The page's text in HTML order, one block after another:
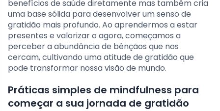
benefícios de saúde diretamente mas também cria
uma base sólida para desenvolver um senso de
gratidão mais profundo. Ao aprendermos a estar
presentes e valorizar o agora, começamos a
perceber a abundância de bênçãos que nos
cercam, cultivando uma atitude de gratidão que
pode transformar nossa visão de mundo.
Práticas simples de mindfulness para
começar a sua jornada de gratidão